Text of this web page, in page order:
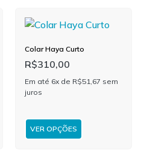
Colar Haya Curto
R$310,00
Em até 6x de R$51,67 sem
juros
VER OPÇÕES